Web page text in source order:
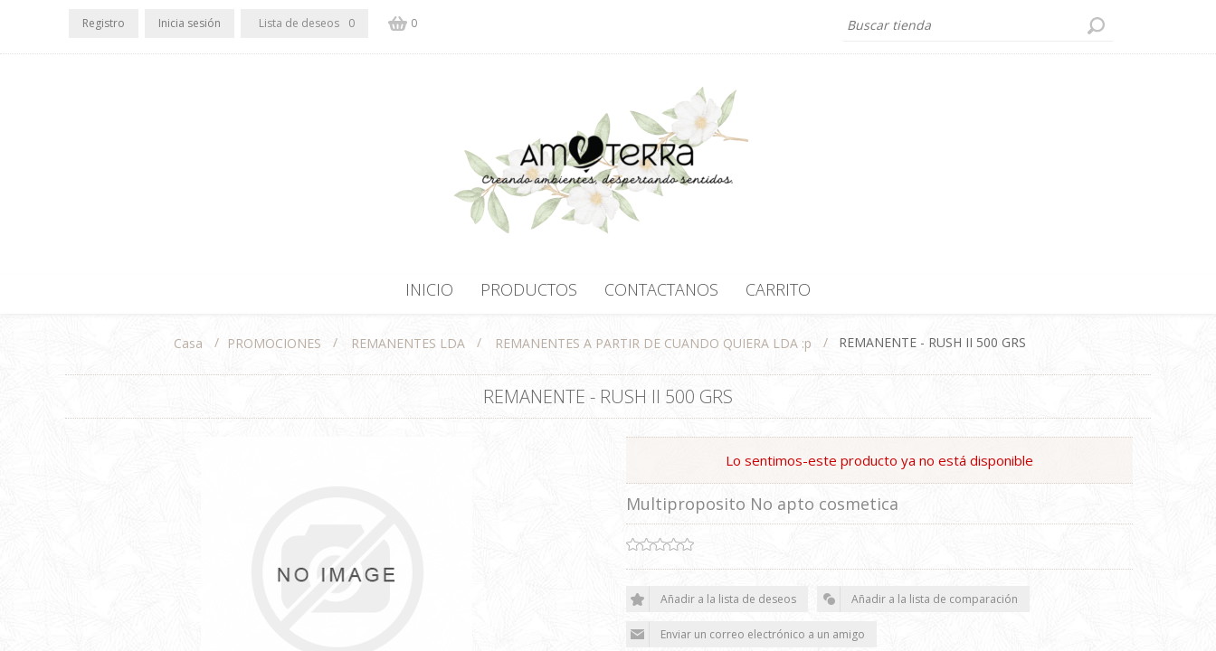
Registro Inicia sesión Lista de deseos 0 0
INICIO PRODUCTOS CONTACTANOS CARRITO
Casa / PROMOCIONES / REMANENTES LDA / REMANENTES A PARTIR DE CUANDO QUIERA LDA :p / REMANENTE - RUSH II 500 GRS
REMANENTE - RUSH II 500 GRS
Lo sentimos-este producto ya no está disponible
Multiproposito No apto cosmetica